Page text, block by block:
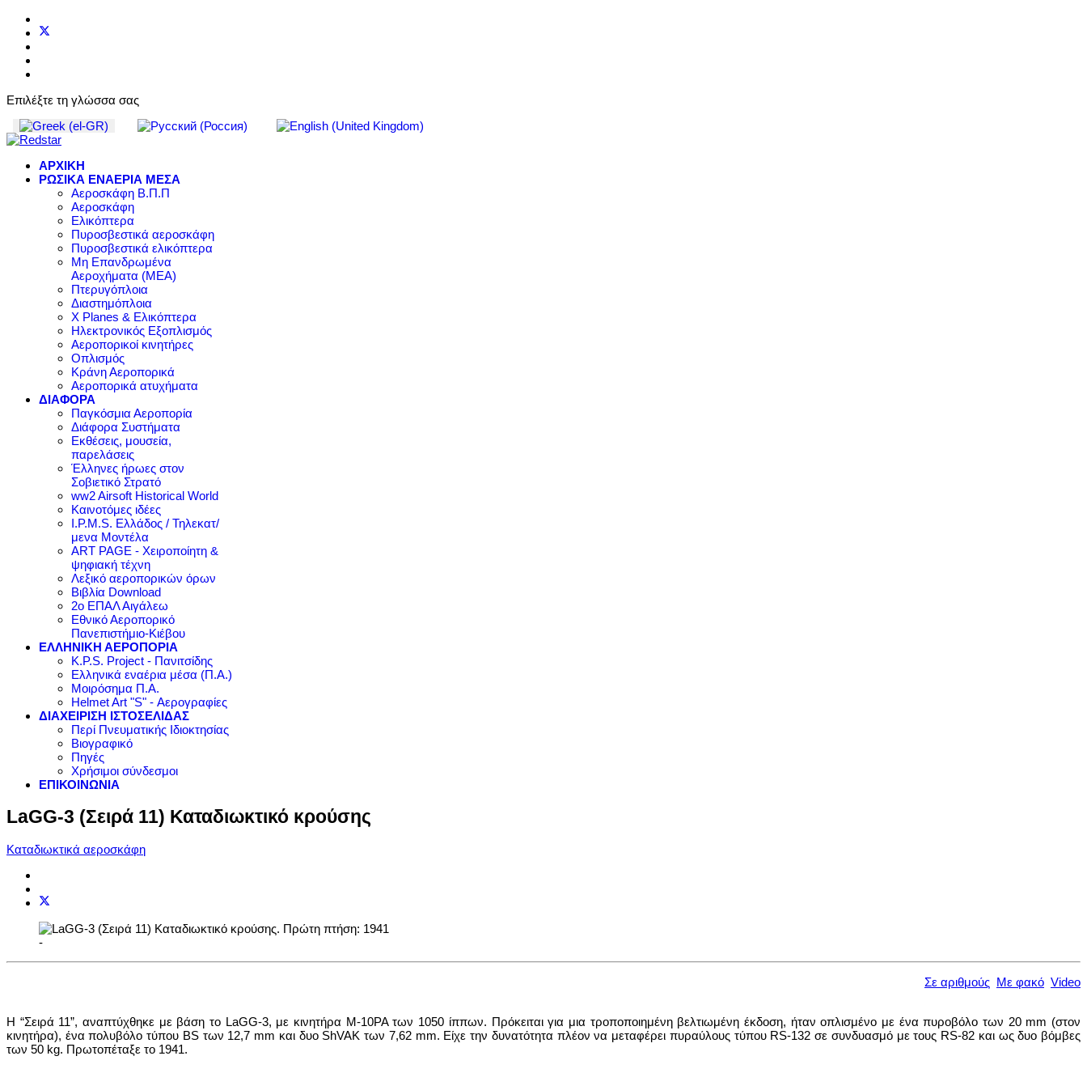
Επιλέξτε τη γλώσσα σας
ΑΡΧΙΚΗ
ΡΩΣΙΚΑ ΕΝΑΕΡΙΑ ΜΕΣΑ
Αεροσκάφη Β.Π.Π
Αεροσκάφη
Ελικόπτερα
Πυροσβεστικά αεροσκάφη
Πυροσβεστικά ελικόπτερα
Μη Επανδρωμένα
Αεροχήματα (ΜΕΑ)
Πτερυγόπλοια
Διαστημόπλοια
X Planes & Ελικόπτερα
Ηλεκτρονικός Εξοπλισμός
Αεροπορικοί κινητήρες
Οπλισμός
Κράνη Αεροπορικά
Αεροπορικά ατυχήματα
ΔΙΑΦΟΡΑ
Παγκόσμια Αεροπορία
Διάφορα Συστήματα
Εκθέσεις, μουσεία,
παρελάσεις
Έλληνες ήρωες στον
Σοβιετικό Στρατό
ww2 Airsoft Historical World
Καινοτόμες ιδέες
I.P.M.S. Ελλάδος / Τηλεκατ/
μενα Μοντέλα
ART PAGE - Χειροποίητη &
ψηφιακή τέχνη
Λεξικό αεροπορικών όρων
Βιβλία Download
2ο ΕΠΑΛ Αιγάλεω
Εθνικό Αεροπορικό
Πανεπιστήμιο-Κιέβου
ΕΛΛΗΝΙΚΗ ΑΕΡΟΠΟΡΙΑ
K.P.S. Project - Πανιτσίδης
Ελληνικά εναέρια μέσα (Π.Α.)
Μοιρόσημα Π.Α.
Helmet Art "S" - Αερογραφίες
ΔΙΑΧΕΙΡΙΣΗ ΙΣΤΟΣΕΛΙΔΑΣ
Περί Πνευματικής Ιδιοκτησίας
Βιογραφικό
Πηγές
Χρήσιμοι σύνδεσμοι
ΕΠΙΚΟΙΝΩΝΙΑ
LaGG-3 (Σειρά 11) Καταδιωκτικό κρούσης
Καταδιωκτικά αεροσκάφη
-
Σε αριθμούς Με φακό Video
Η “Σειρά 11”, αναπτύχθηκε με βάση το LaGG-3, με κινητήρα M-10PA των 1050 ίππων. Πρόκειται για μια τροποποιημένη βελτιωμένη έκδοση, ήταν οπλισμένο με ένα πυροβόλο των 20 mm (στον
κινητήρα), ένα πολυβόλο τύπου BS των 12,7 mm και δυο ShVAK των 7,62 mm. Είχε την δυνατότητα πλέον να μεταφέρει πυραύλους τύπου RS-132 σε συνδυασμό με τους RS-82 και ως δυο βόμβες
των 50 kg. Πρωτοπέταξε το 1941.